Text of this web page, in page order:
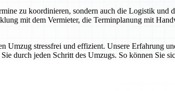
zu koordinieren, sondern auch die Logistik und
mit dem Vermieter, die Terminplanung mit
Umzug stressfrei und effizient. Unsere Erfahrung
durch jeden Schritt des Umzugs. So können Sie